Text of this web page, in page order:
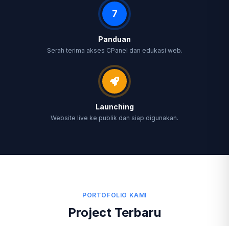
7
Panduan
Serah terima akses CPanel dan edukasi web.
Launching
Website live ke publik dan siap digunakan.
PORTOFOLIO KAMI
Project Terbaru